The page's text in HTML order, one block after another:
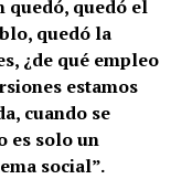
quedó, quedó el
quedó la
¿de qué empleo
estamos
cuando se
es solo un
social”.